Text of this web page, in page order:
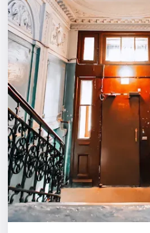
Города
Площадки
Артисты
Рейтинги